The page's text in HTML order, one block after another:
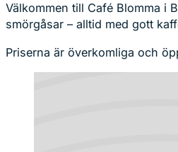
Välkommen till Café Blomma i
smörgåsar – alltid med gott
Priserna är överkomliga och